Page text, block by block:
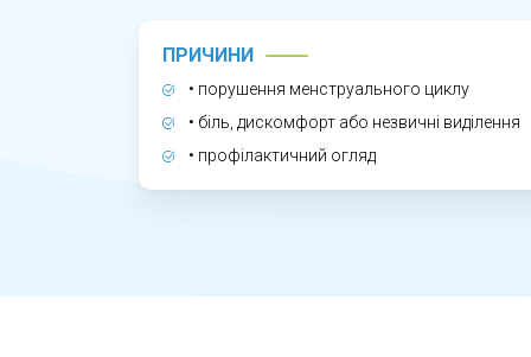
Багато гінекологічних захворювань
вчасно виявити запальні процеси,
здоров’я, уникнути ускладнень та
ПРИЧИНИ
• порушення менструального циклу
• біль, дискомфорт або незвичні виділення
• профілактичний огляд